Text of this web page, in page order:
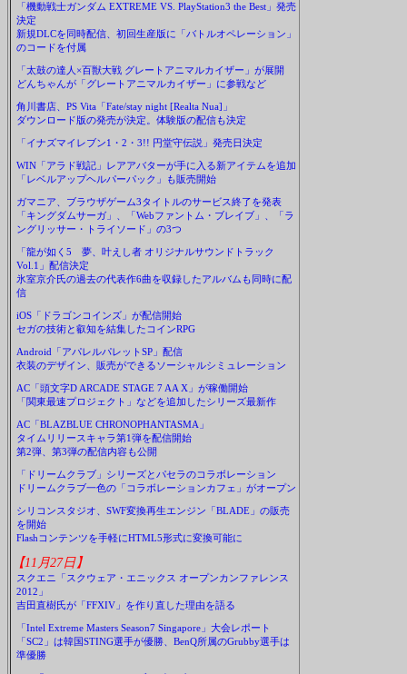
「機動戦士ガンダム EXTREME VS. PlayStation3 the Best」発売
決定
新規DLCを同時配信、初回生産版に「バトルオペレーション」
のコードを付属
「太鼓の達人×百獣大戦 グレートアニマルカイザー」が展開
どんちゃんが「グレートアニマルカイザー」に参戦など
角川書店、PS Vita「Fate/stay night [Realta Nua]」
ダウンロード版の発売が決定。体験版の配信も決定
「イナズマイレブン1・2・3!! 円堂守伝説」発売日決定
WIN「アラド戦記」レアアバターが手に入る新アイテムを追加
「レベルアップヘルパーパック」も販売開始
ガマニア、ブラウザゲーム3タイトルのサービス終了を発表
「キングダムサーガ」、「Webファントム・ブレイブ」、「ラ
ングリッサー・トライソード」の3つ
「龍が如く5 夢、叶えし者 オリジナルサウンドトラック
Vol.1」配信決定
氷室京介氏の過去の代表作6曲を収録したアルバムも同時に配
信
iOS「ドラゴンコインズ」が配信開始
セガの技術と叡知を結集したコインRPG
Android「アパレルパレットSP」配信
衣装のデザイン、販売ができるソーシャルシミュレーション
AC「頭文字D ARCADE STAGE 7 AA X」が稼働開始
「関東最速プロジェクト」などを追加したシリーズ最新作
AC「BLAZBLUE CHRONOPHANTASMA」
タイムリリースキャラ第1弾を配信開始
第2弾、第3弾の配信内容も公開
「ドリームクラブ」シリーズとパセラのコラボレーション
ドリームクラブ一色の「コラボレーションカフェ」がオープン
シリコンスタジオ、SWF変換再生エンジン「BLADE」の販売
を開始
Flashコンテンツを手軽にHTML5形式に変換可能に
【11月27日】
スクエニ「スクウェア・エニックス オープンカンファレンス
2012」
吉田直樹氏が「FFXIV」を作り直した理由を語る
「Intel Extreme Masters Season7 Singapore」大会レポート
「SC2」は韓国STING選手が優勝、BenQ所属のGrubby選手は
準優勝